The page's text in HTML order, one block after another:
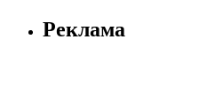
Реклама